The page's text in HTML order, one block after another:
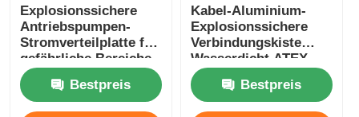
Explosionssichere
Antriebspumpen-
Stromverteilplatte für
gefährliche Bereiche
Bestpreis
Kabel-Aluminium-
Explosionssichere
Verbindungskiste
Wasserdicht ATEX
IP65 G1/2 G3/4
Bestpreis